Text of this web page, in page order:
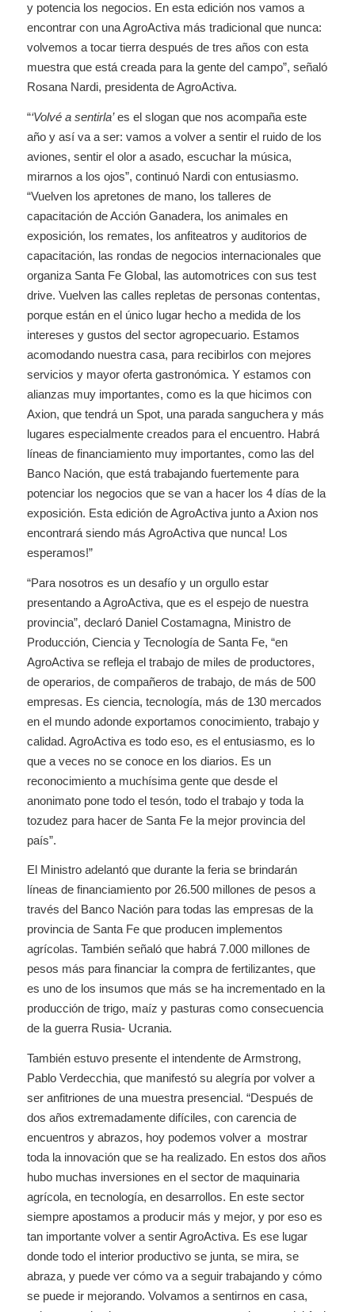
y potencia los negocios. En esta edición nos vamos a
encontrar con una AgroActiva más tradicional que nunca:
volvemos a tocar tierra después de tres años con esta
muestra que está creada para la gente del campo”, señaló
Rosana Nardi, presidenta de AgroActiva.
“‘Volvé a sentirla’es el slogan que nos acompaña este
año y así va a ser: vamos a volver a sentir el ruido de los
aviones, sentir el olor a asado, escuchar la música,
mirarnos a los ojos”, continuó Nardi con entusiasmo.
“Vuelven los apretones de mano, los talleres de
capacitación de Acción Ganadera, los animales en
exposición, los remates, los anfiteatros y auditorios de
capacitación, las rondas de negocios internacionales que
organiza Santa Fe Global, las automotrices con sus test
drive. Vuelven las calles repletas de personas contentas,
porque están en el único lugar hecho a medida de los
intereses y gustos del sector agropecuario. Estamos
acomodando nuestra casa, para recibirlos con mejores
servicios y mayor oferta gastronómica. Y estamos con
alianzas muy importantes, como es la que hicimos con
Axion, que tendrá un Spot, una parada sanguchera y más
lugares especialmente creados para el encuentro. Habrá
líneas de financiamiento muy importantes, como las del
Banco Nación, que está trabajando fuertemente para
potenciar los negocios que se van a hacer los 4 días de la
exposición. Esta edición de AgroActiva junto a Axion nos
encontrará siendo más AgroActiva que nunca! Los
esperamos!”
“Para nosotros es un desafío y un orgullo estar
presentando a AgroActiva, que es el espejo de nuestra
provincia”, declaró Daniel Costamagna, Ministro de
Producción, Ciencia y Tecnología de Santa Fe, “en
AgroActiva se refleja el trabajo de miles de productores,
de operarios, de compañeros de trabajo, de más de 500
empresas. Es ciencia, tecnología, más de 130 mercados
en el mundo adonde exportamos conocimiento, trabajo y
calidad. AgroActiva es todo eso, es el entusiasmo, es lo
que a veces no se conoce en los diarios. Es un
reconocimiento a muchísima gente que desde el
anonimato pone todo el tesón, todo el trabajo y toda la
tozudez para hacer de Santa Fe la mejor provincia del
país”.
El Ministro adelantó que durante la feria se brindarán
líneas de financiamiento por 26.500 millones de pesos a
través del Banco Nación para todas las empresas de la
provincia de Santa Fe que producen implementos
agrícolas. También señaló que habrá 7.000 millones de
pesos más para financiar la compra de fertilizantes, que
es uno de los insumos que más se ha incrementado en la
producción de trigo, maíz y pasturas como consecuencia
de la guerra Rusia- Ucrania.
También estuvo presente el intendente de Armstrong,
Pablo Verdecchia, que manifestó su alegría por volver a
ser anfitriones de una muestra presencial. “Después de
dos años extremadamente difíciles, con carencia de
encuentros y abrazos, hoy podemos volver a mostrar
toda la innovación que se ha realizado. En estos dos años
hubo muchas inversiones en el sector de maquinaria
agrícola, en tecnología, en desarrollos. En este sector
siempre apostamos a producir más y mejor, y por eso es
tan importante volver a sentir AgroActiva. Es ese lugar
donde todo el interior productivo se junta, se mira, se
abraza, y puede ver cómo va a seguir trabajando y cómo
se puede ir mejorando. Volvamos a sentirnos en casa,